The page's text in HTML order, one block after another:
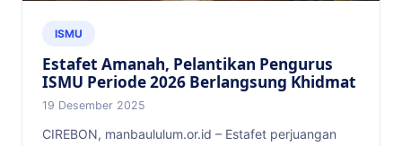
ISMU
Estafet Amanah, Pelantikan Pengurus
ISMU Periode 2026 Berlangsung Khidmat
19 Desember 2025
CIREBON, manbaululum.or.id – Estafet perjuangan